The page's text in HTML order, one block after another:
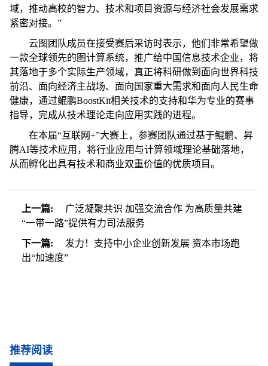
域，推动高校的智力、技术和项目资源与经济社会发展需求
紧密对接。”
云图团队成员在接受赛后采访时表示，他们非常希望做
一款全球领先的图计算系统，推广给中国信息技术企业，将
其落地于多个实际生产领域，真正将科研做到面向世界科技
前沿、面向经济主战场、面向国家重大需求和面向人民生命
健康，通过鲲鹏BoostKit相关技术的支持和华为专业的赛事
指导，完成从技术理论走向应用实践的进程。
在本届“互联网+”大赛上，参赛团队通过基于鲲鹏、昇
腾AI等技术应用，将行业应用与计算领域理论基础落地，
从而孵化出具有技术和商业双重价值的优质项目。
上一篇:
广泛凝聚共识 加强交流合作 为高质量共建
“一带一路”提供有力司法服务
下一篇:
发力！支持中小企业创新发展 资本市场跑
出“加速度”
推荐阅读